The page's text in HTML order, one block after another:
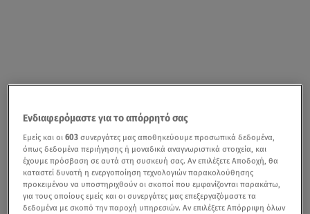
Ενδιαφερόμαστε για το απόρρητό σας
Εμείς και οι603 συνεργάτες μας αποθηκεύουμε προσωπικά δεδομένα,
όπως δεδομένα περιήγησης ή μοναδικά αναγνωριστικά στοιχεία, και
έχουμε πρόσβαση σε αυτά στη συσκευή σας. Αν επιλέξετε Αποδοχή, θα
καταστεί δυνατή η ενεργοποίηση τεχνολογιών παρακολούθησης
προκειμένου να υποστηριχθούν οι σκοποί που εμφανίζονται παρακάτω,
για τους οποίους εμείς και οι συνεργάτες μας επεξεργαζόμαστε τα
δεδομένα με σκοπό την παροχή υπηρεσιών. Αν επιλέξετε Απόρριψη όλων